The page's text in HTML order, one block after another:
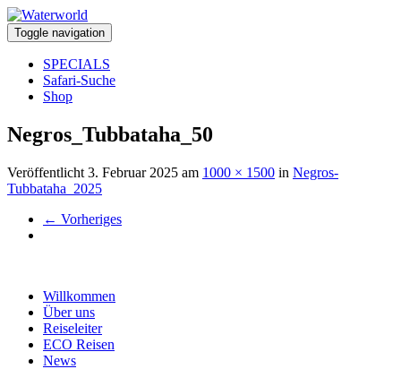
Toggle navigation
SPECIALS
Safari-Suche
Shop
Negros_Tubbataha_50
Veröffentlicht 3. Februar 2025 am 1000 × 1500 in Negros-
Tubbataha_2025
← Vorheriges
Willkommen
Über uns
Reiseleiter
ECO Reisen
News